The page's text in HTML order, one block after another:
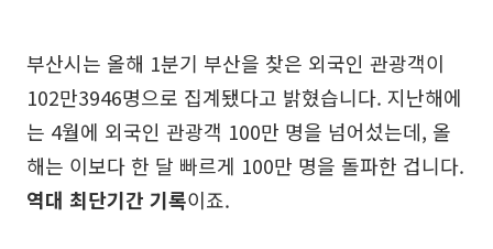
부산시는 올해 1분기 부산을 찾은 외국인 관광객이
102만3946명으로 집계됐다고 밝혔습니다. 지난해에
는 4월에 외국인 관광객 100만 명을 넘어섰는데, 올
해는 이보다 한 달 빠르게 100만 명을 돌파한 겁니다.
역대 최단기간 기록이죠.